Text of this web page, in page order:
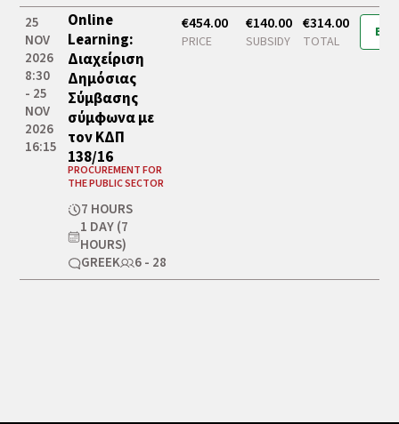
25
NOV
2026
8:30
- 25
NOV
2026
16:15
Online
Learning:
Διαχείριση
Δημόσιας
Σύμβασης
σύμφωνα με
τον ΚΔΠ
138/16
PROCUREMENT FOR
THE PUBLIC SECTOR
7 HOURS
1 DAY (7
HOURS)
GREEK
6 - 28
€454.00
PRICE
€140.00
SUBSIDY
€314.00
TOTAL